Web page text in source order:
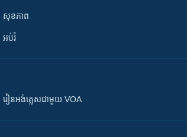
សុខភាព
អប់រំ
រៀន​​​​​​អង់គ្លេស​​ជាមួយ VOA